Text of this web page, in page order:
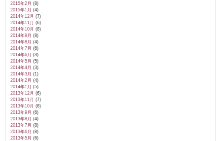
2015年2月 (8)
2015年1月 (4)
2014年12月 (7)
2014年11月 (6)
2014年10月 (8)
2014年9月 (8)
2014年8月 (4)
2014年7月 (6)
2014年6月 (3)
2014年5月 (5)
2014年4月 (3)
2014年3月 (1)
2014年2月 (4)
2014年1月 (5)
2013年12月 (6)
2013年11月 (7)
2013年10月 (8)
2013年9月 (6)
2013年8月 (4)
2013年7月 (8)
2013年6月 (8)
2013年5月 (6)